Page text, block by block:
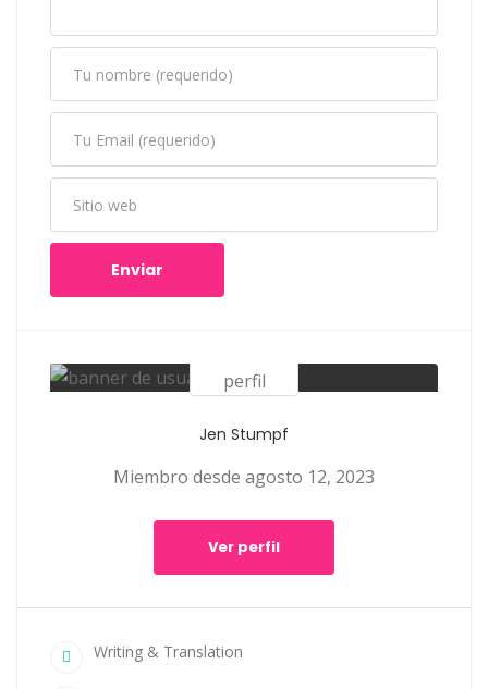
Enviar
Jen Stumpf
Miembro desde agosto 12, 2023
Ver perfil
Writing & Translation